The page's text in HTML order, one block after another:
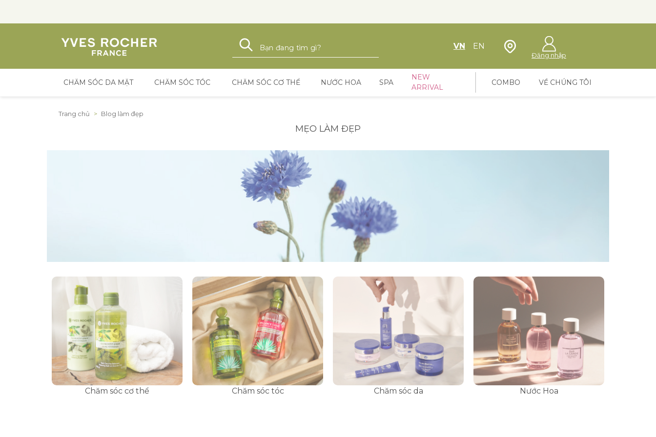
Tìm kiếm VN EN Định vị cửa hàng
Đăng nhập
CHĂM SÓC DA MẶT CHĂM SÓC TÓC CHĂM SÓC CƠ THỂ NƯỚC HOA SPA
NEW
ARRIVAL
COMBO VỀ CHÚNG TÔI
Trang chủ > Blog làm đẹp
MẸO LÀM ĐẸP
Chăm sóc cơ thể Chăm sóc tóc Chăm sóc da Nước Hoa